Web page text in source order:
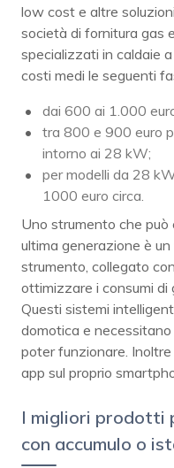
low cost e altre
società di fornitura gas
specializzati in caldaie
costi medi le seguenti
dai 600 ai 1.000
tra 800 e 900 euro
intorno ai 28 kW;
per modelli da 28
1000 euro circa.
Uno strumento che può
ultima generazione è un
strumento, collegato
ottimizzare i consumi di
Questi sistemi
domotica e
poter funzionare.
app sul proprio
I migliori prodotti
con accumulo o